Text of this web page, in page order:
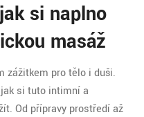
si naplno
masáž
zážitkem pro tělo i duši.
si tuto intimní a
Od přípravy prostředí až